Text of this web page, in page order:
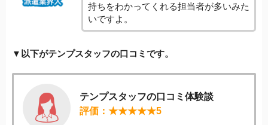
持ちをわかってくれる担当者が多いみた
いですよ。
▼以下がテンプスタッフの口コミです。
テンプスタッフの口コミ体験談
評価：★★★★★5